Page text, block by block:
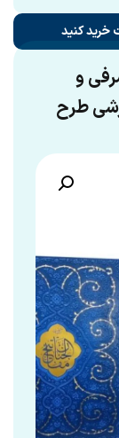
خرید کنید
و
طرح